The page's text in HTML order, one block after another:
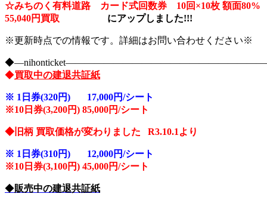
☆みちのく有料道路 カード式回数券 10回×10枚 額面80%
55,040円買取 にアップしました!!!
※更新時点での情報です。詳細はお問い合わせください※
◆買取中の建退共証紙
※ 1日券(320円) 17,000円/シート
※10 日券(3,200円) 85,000円/シート
◆旧柄 買取価格が変わりました R3.10.1より
※ 1日券(310円) 12,000円/シート
※10 日券(3,100円) 45,000円/シート
◆販売中の建退共証紙